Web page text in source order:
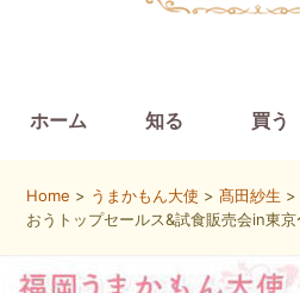
ホーム 知る 買う
Home > うまかもん大使 >髙田紗生 >
おうトップセールス&試食販売会in東京